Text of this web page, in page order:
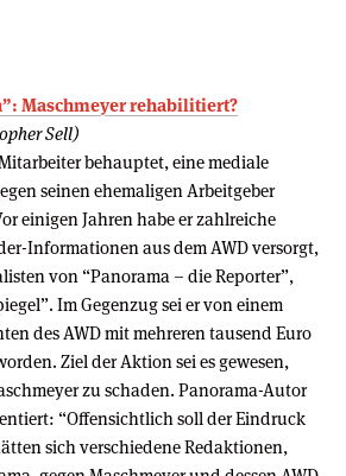
Maschmeyer rehabilitiert?
Sell)
behauptet, eine mediale
seinen ehemaligen Arbeitgeber
einigen Jahren habe er zahlreiche
Informationen aus dem AWD versorgt,
von “Panorama – die Reporter”,
Im Gegenzug sei er von einem
des AWD mit mehreren tausend Euro
Ziel der Aktion sei es gewesen,
zu schaden. Panorama-Autor
“Offensichtlich soll der Eindruck
sich verschiedene Redaktionen,